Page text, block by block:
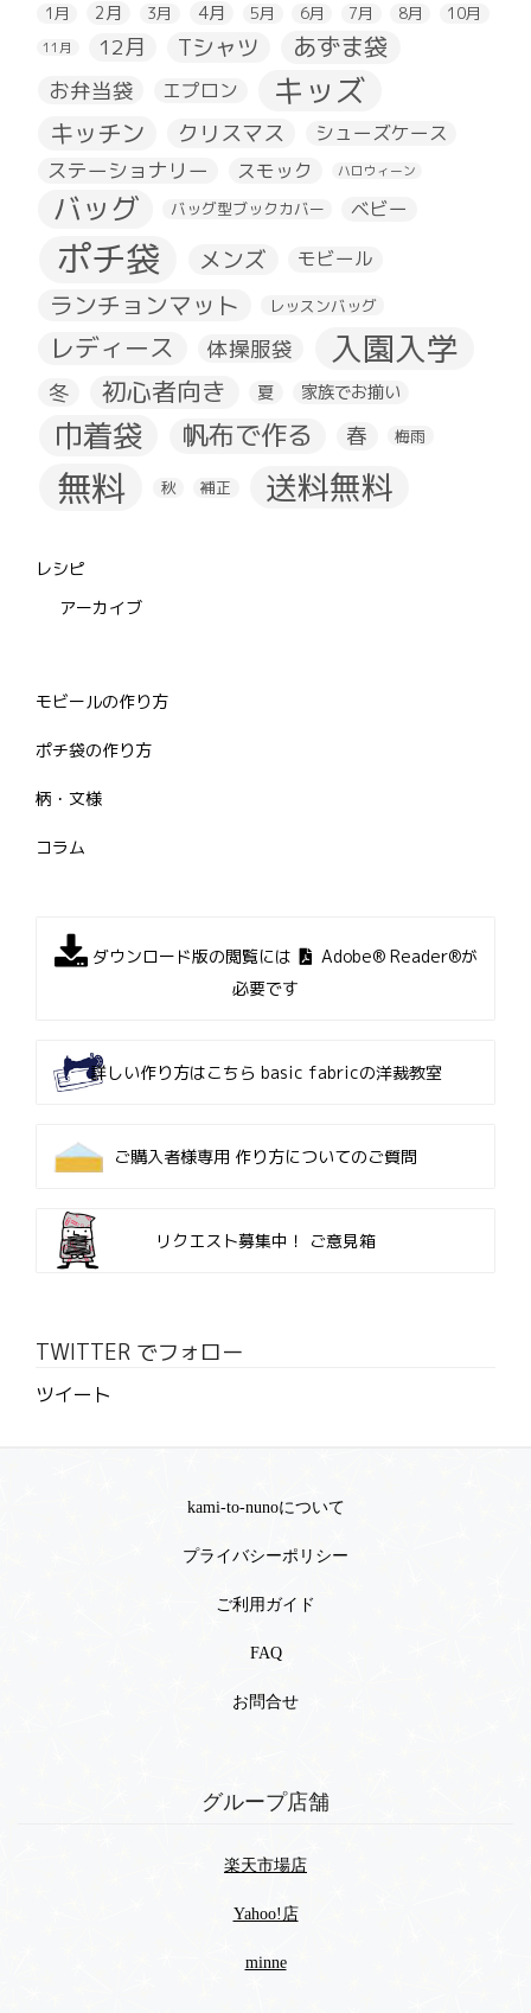
1月 2月 3月 4月 5月 6月 7月 8月 10月
11月 12月 Tシャツ あずま袋
お弁当袋 エプロン キッズ
キッチン クリスマス シューズケース
ステーショナリー スモック ハロウィーン
バッグ バッグ型ブックカバー ベビー
ポチ袋 メンズ モビール
ランチョンマット レッスンバッグ
レディース 体操服袋 入園入学
冬 初心者向き 夏 家族でお揃い
巾着袋 帆布で作る 春 梅雨
無料 秋 補正 送料無料
レシピ
アーカイブ
モビールの作り方
ポチ袋の作り方
柄・文様
コラム
ダウンロード版の閲覧には
Adobe® Reader®が
必要です
詳しい作り方はこちら basic fabricの洋裁教室
ご購入者様専用 作り方についてのご質問
リクエスト募集中！ ご意見箱
TWITTER でフォロー
ツイート
kami-to-nunoについて
プライバシーポリシー
ご利用ガイド
FAQ
お問合せ
グループ店舗
楽天市場店
Yahoo!店
minne